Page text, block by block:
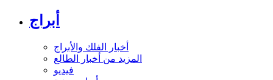
أبراج
أخبار الفلك والأبراج
المزيد من أخبار الطالع
فيديو